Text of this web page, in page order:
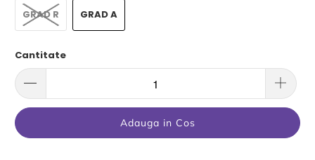
GRAD R GRAD A
Cantitate
Adauga in Cos